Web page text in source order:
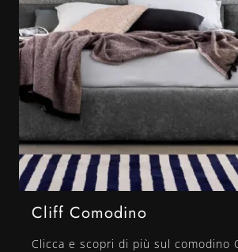
Cliff Comodino
Clicca e scopri di più sul comodino